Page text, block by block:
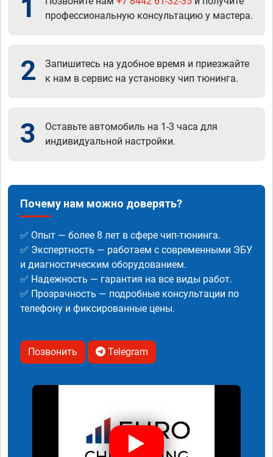
1
профессиональную консультацию у мастера.
2
Запишитесь на удобное время и приезжайте
к нам в сервис на установку чип тюнинга.
3
Оставьте автомобиль на 1-3 часа для
индивидуальной настройки.
Почему нам можно доверять?
✅ Опыт — более 8 лет в сфере чип-тюнинга.
✅ Экспертность — работаем с современными ЭБУ
и диагностическим оборудованием.
✅ Надежность — гарантия на все виды работ.
✅ Прозрачность — подробные консультации по
телефону и фиксированные цены.
Позвонить Telegram